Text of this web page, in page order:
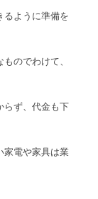
るように準備を
のでわけて、
らず、代金も下
家電や家具は業